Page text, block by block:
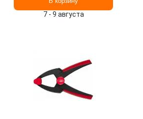
7 - 9 августа